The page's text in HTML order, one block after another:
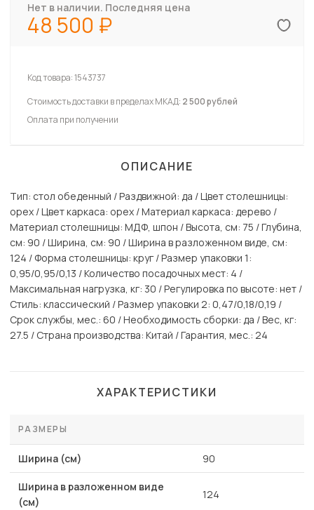
Нет в наличии. Последняя цена
48 500
Код товара:1543737
Стоимость доставки в пределах МКАД: 2 500 рублей
Оплата при получении
ОПИСАНИЕ
Тип: стол обеденный / Раздвижной: да / Цвет столешницы:
орех / Цвет каркаса: орех / Материал каркаса: дерево /
Материал столешницы: МДФ, шпон / Высота, см: 75 / Глубина,
см: 90 / Ширина, см: 90 / Ширина в разложенном виде, см:
124 / Форма столешницы: круг / Размер упаковки 1:
0,95/0,95/0,13 / Количество посадочных мест: 4 /
Максимальная нагрузка, кг: 30 / Регулировка по высоте: нет /
Стиль: классический / Размер упаковки 2: 0,47/0,18/0,19 /
Срок службы, мес.: 60 / Необходимость сборки: да / Вес, кг:
27.5 / Страна производства: Китай / Гарантия, мес.: 24
ХАРАКТЕРИСТИКИ
РАЗМЕРЫ
Ширина (см) 90
Ширина в разложенном виде
(см)
124